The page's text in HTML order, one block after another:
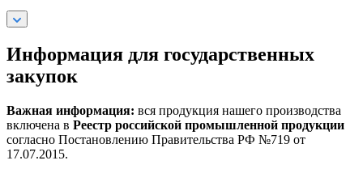
Информация для государственных
закупок
Важная информация: вся продукция нашего производства
включена в Реестр российской промышленной продукции
согласно Постановлению Правительства РФ №719 от
17.07.2015.